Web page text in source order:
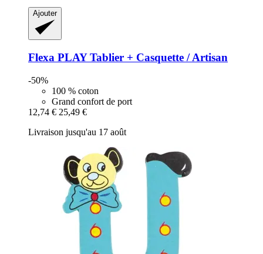
Ajouter
Flexa PLAY Tablier + Casquette / Artisan
-50%
100 % coton
Grand confort de port
12,74 € 25,49 €
Livraison jusqu'au 17 août